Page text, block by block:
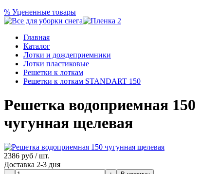
% Уцененные товары
Главная
Каталог
Лотки и дождеприемники
Лотки пластиковые
Решетки к лоткам
Решетки к лоткам STANDART 150
Решетка водоприемная 150
чугунная щелевая
2386 руб / шт.
Доставка 2-3 дня